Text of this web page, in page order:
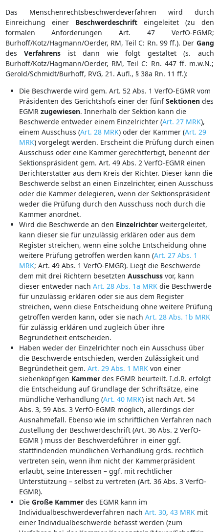
Das Menschenrechtsbeschwerdeverfahren wird durch
Einreichung einer Beschwerdeschrifteingeleitet (zu den
formalen Anforderungen Art. 47 VerfO-EGMR;
Burhoff/Kotz/Hagmann/Oerder, RM, Teil C: Rn. 99 ff.). Der Gang
des Verfahrens ist dann wie folgt gestaltet (s. auch
Burhoff/Kotz/Hagmann/Oerder, RM, Teil C: Rn. 447 ff. m.w.N.;
Gerold/Schmidt/Burhoff, RVG, 21. Aufl., § 38a Rn. 11 ff.):
Die Beschwerde wird gem. Art. 52 Abs. 1 VerfO-EGMR vom
Präsidenten des Gerichtshofs einer der fünfSektionendes
EGMR zugewiesen. Innerhalb der Sektion kann die
Beschwerde entweder einem Einzelrichter (Art. 27 MRK),
einem Ausschuss (Art. 28 MRK) oder der Kammer (Art. 29
MRK) vorgelegt werden. Erscheint die Prüfung durch einen
Ausschuss oder eine Kammer gerechtfertigt, benennt der
Sektionspräsident gem. Art. 49 Abs. 2 VerfO-EGMR einen
Berichterstatter aus dem Kreis der Richter. Dieser kann die
Beschwerde selbst an einen Einzelrichter, einen Ausschuss
oder die Kammer delegieren, wenn der Sektionspräsident
weder die Prüfung durch den Ausschuss noch durch die
Kammer anordnet.
Wird die Beschwerde an den Einzelrichterweitergeleitet,
kann dieser sie für unzulässig erklären oder aus dem
Register streichen, wenn eine solche Entscheidung ohne
weitere Prüfung getroffen werden kann (Art. 27 Abs. 1
MRK; Art. 49 Abs. 1 VerfO-EMGR). Liegt die Beschwerde
dem mit drei Richtern besetzten Ausschussvor, kann
dieser entweder nach Art. 28 Abs. 1a MRKdie Beschwerde
für unzulässig erklären oder sie aus dem Register
streichen, wenn diese Entscheidung ohne weitere Prüfung
getroffen werden kann, oder sie nach Art. 28 Abs. 1b MRK
für zulässig erklären und zugleich über ihre
Begründetheit entscheiden.
Haben weder der Einzelrichter noch ein Ausschuss über
die Beschwerde entschieden, werden Zulässigkeit und
Begründetheit gem. Art. 29 Abs. 1 MRKvon einer
siebenköpfigen Kammerdes EGMR beurteilt. I.d.R. erfolgt
die Entscheidung auf Grundlage der Schriftsätze, eine
mündliche Verhandlung (Art. 40 MRK) ist nach Art. 54
Abs. 3, 59 Abs. 3 VerfO-EGMR möglich, allerdings der
Ausnahmefall. Ebenso wie im schriftlichen Verfahren nach
Zustellung der Beschwerdeschrift (Art. 36 Abs. 2 VerfO-
EGMR ) muss der Beschwerdeführer in einer ggf.
stattfindenden mündlichen Verhandlung grds. rechtlich
vertreten sein, wenn ihm nicht der Kammerpräsident
erlaubt, seine Interessen – ggf. mit rechtlicher
Unterstützung – selbst zu vertreten (Art. 36 Abs. 3 VerfO-
EGMR).
Die Große Kammerdes EGMR kann im
Individualbeschwerdeverfahren nach Art. 30, 43 MRKmit
einer Individualbeschwerde befasst werden (zum